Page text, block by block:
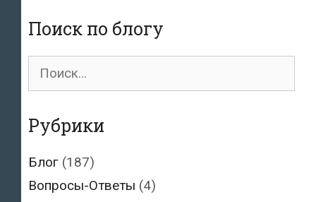
Эстонию
из
переезде
Поиск по блогу
Поиск
Рубрики
Блог (187)
Вопросы-Ответы (4)